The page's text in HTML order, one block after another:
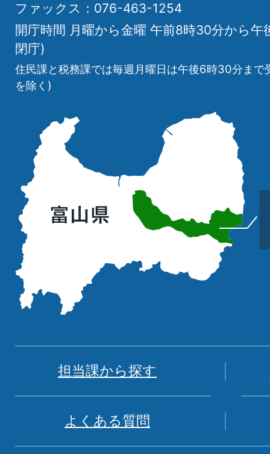
ファックス：076-463-1254
開庁時間 月曜から金曜 午前8時30分から午
閉庁)
住民課と税務課では毎週月曜日は午後6時30分まで
を除く)
の
位
置
を
記
し
た
図。
新
担当課から探す
よくある質問